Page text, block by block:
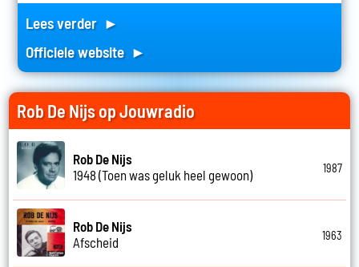
Lees verder ►
Officiele website ►
Rob De Nijs op Jouwradio
Rob De Nijs
1948 (Toen was geluk heel gewoon)
1987
Rob De Nijs
Afscheid
1963